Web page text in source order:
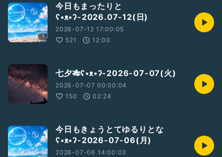
#コメント歓迎
#コメント読みます
#コラボ大歓迎
#聴くだけ歓迎
#お便り大歓迎
#ラジオの輪をひろげよう
今日もまったりと
ʕ•ᴥ•ʔ-2026.07-12(日)
2026-07-12 17:00:05
521
12:00
七夕🎋ʕ•ᴥ•ʔ-2026-07-07(火)
2026-07-07 00:00:04
150
02:24
今日もきょうとてゆるりとな
ʕ•ᴥ•ʔ-2026-07-06(月)
2026-07-06 14:00:03